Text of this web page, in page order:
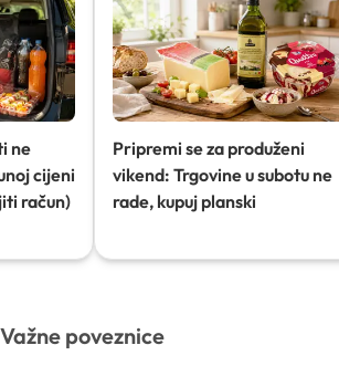
ne
cijeni
račun)
Pripremi se za produženi
vikend: Trgovine u subotu ne
rade, kupuj planski
Važne poveznice